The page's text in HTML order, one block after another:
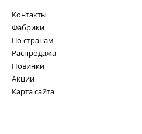
Контакты
Фабрики
По странам
Распродажа
Новинки
Акции
Карта сайта